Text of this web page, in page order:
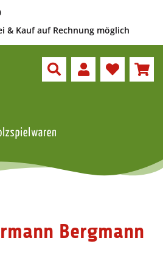
& Kauf auf Rechnung möglich
Bergmann